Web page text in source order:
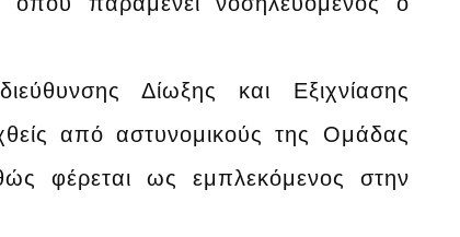
Δίωξης και Εξιχνίασης
από αστυνομικούς της Ομάδας
φέρεται ως εμπλεκόμενος στην